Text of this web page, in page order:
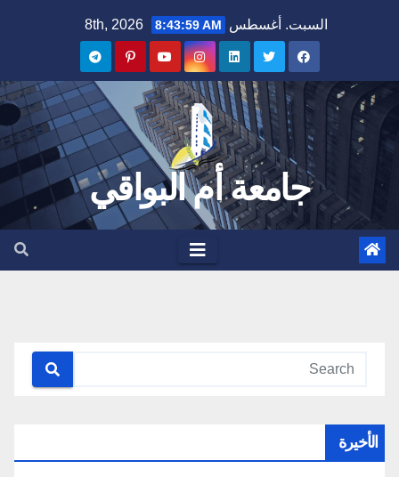
السبت. أغسطس 8th, 2026 8:43:59 AM
جامعة أم البواقي
الأخيرة